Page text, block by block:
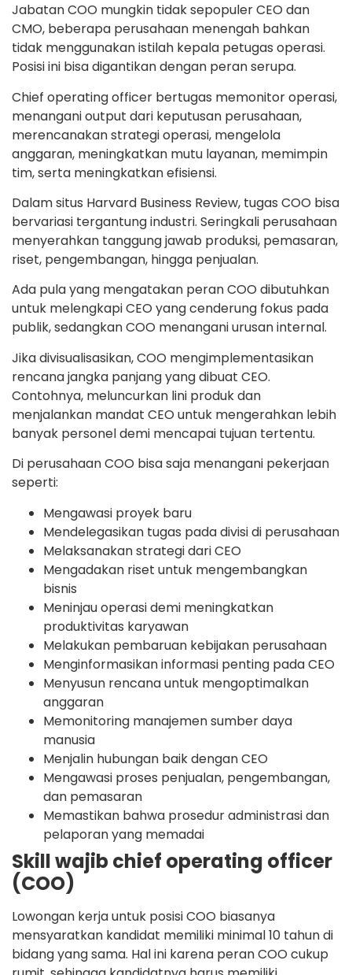
Jabatan COO mungkin tidak sepopuler CEO dan
CMO, beberapa perusahaan menengah bahkan
tidak menggunakan istilah kepala petugas operasi.
Posisi ini bisa digantikan dengan peran serupa.
Chief operating officer bertugas memonitor operasi,
menangani output dari keputusan perusahaan,
merencanakan strategi operasi, mengelola
anggaran, meningkatkan mutu layanan, memimpin
tim, serta meningkatkan efisiensi.
Dalam situs Harvard Business Review, tugas COO bisa
bervariasi tergantung industri. Seringkali perusahaan
menyerahkan tanggung jawab produksi, pemasaran,
riset, pengembangan, hingga penjualan.
Ada pula yang mengatakan peran COO dibutuhkan
untuk melengkapi CEO yang cenderung fokus pada
publik, sedangkan COO menangani urusan internal.
Jika divisualisasikan, COO mengimplementasikan
rencana jangka panjang yang dibuat CEO.
Contohnya, meluncurkan lini produk dan
menjalankan mandat CEO untuk mengerahkan lebih
banyak personel demi mencapai tujuan tertentu.
Di perusahaan COO bisa saja menangani pekerjaan
seperti:
Mengawasi proyek baru
Mendelegasikan tugas pada divisi di perusahaan
Melaksanakan strategi dari CEO
Mengadakan riset untuk mengembangkan
bisnis
Meninjau operasi demi meningkatkan
produktivitas karyawan
Melakukan pembaruan kebijakan perusahaan
Menginformasikan informasi penting pada CEO
Menyusun rencana untuk mengoptimalkan
anggaran
Memonitoring manajemen sumber daya
manusia
Menjalin hubungan baik dengan CEO
Mengawasi proses penjualan, pengembangan,
dan pemasaran
Memastikan bahwa prosedur administrasi dan
pelaporan yang memadai
Skill wajib chief operating officer
(COO)
Lowongan kerja untuk posisi COO biasanya
mensyaratkan kandidat memiliki minimal 10 tahun di
bidang yang sama. Hal ini karena peran COO cukup